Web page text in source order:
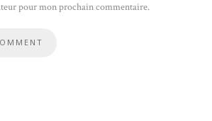
pour mon prochain commentaire.